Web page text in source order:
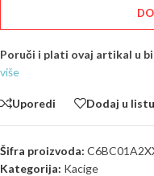
Poruči i plati ovaj artikal u
više
Uporedi Dodaj u
Šifra proizvoda:
Kategorija: Kacige